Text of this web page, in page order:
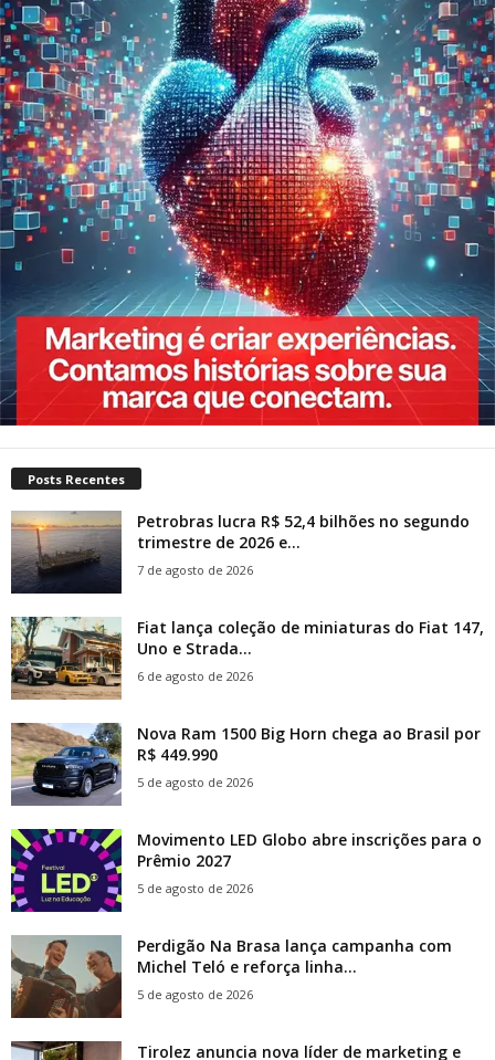
Posts Recentes
Petrobras lucra R$ 52,4 bilhões no segundo
trimestre de 2026 e...
7 de agosto de 2026
Fiat lança coleção de miniaturas do Fiat 147,
Uno e Strada...
6 de agosto de 2026
Nova Ram 1500 Big Horn chega ao Brasil por
R$ 449.990
5 de agosto de 2026
Movimento LED Globo abre inscrições para o
Prêmio 2027
5 de agosto de 2026
Perdigão Na Brasa lança campanha com
Michel Teló e reforça linha...
5 de agosto de 2026
Tirolez anuncia nova líder de marketing e